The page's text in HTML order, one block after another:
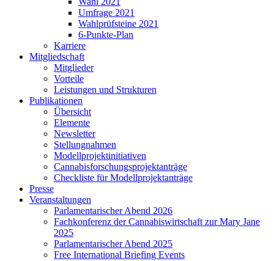
Umfrage 2021
Wahlprüfsteine 2021
6-Punkte-Plan
Karriere
Mitgliedschaft
Mitglieder
Vorteile
Leistungen und Strukturen
Publikationen
Übersicht
Elemente
Newsletter
Stellungnahmen
Modellprojektinitiativen
Cannabisforschungsprojektanträge
Checkliste für Modellprojektanträge
Presse
Veranstaltungen
Parlamentarischer Abend 2026
Fachkonferenz der Cannabiswirtschaft zur Mary Jane
2025
Parlamentarischer Abend 2025
Free International Briefing Events